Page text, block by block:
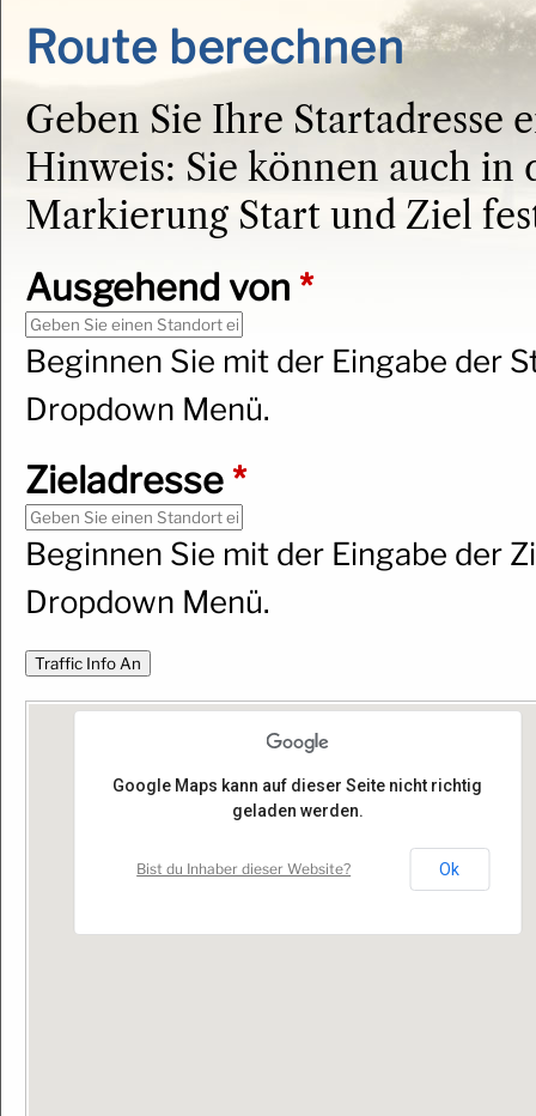
Route berechnen
Geben Sie Ihre Startadresse
Hinweis: Sie können auch
Markierung Start und Ziel
Ausgehend von *
Beginnen Sie mit der Eingabe der
Dropdown Menü.
Zieladresse *
Beginnen Sie mit der Eingabe der
Dropdown Menü.
Google Maps kann auf dieser Seite nicht richtig
geladen werden.
Bist du Inhaber dieser Website? Ok